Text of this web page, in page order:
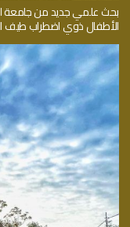
بحث علمي جديد من جامعة
الأطفال ذوي اضطراب طيف